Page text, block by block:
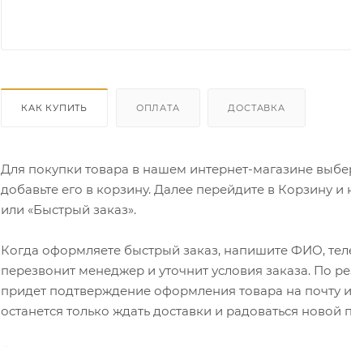
КАК КУПИТЬ ОПЛАТА ДОСТАВКА
Для покупки товара в нашем интернет-магазине
добавьте его в корзину. Далее перейдите в Корзину
или «Быстрый заказ».
Когда оформляете быстрый заказ, напишите ФИО,
перезвонит менеджер и уточнит условия заказа. По
придет подтверждение оформления товара на почту
останется только ждать доставки и радоваться новой